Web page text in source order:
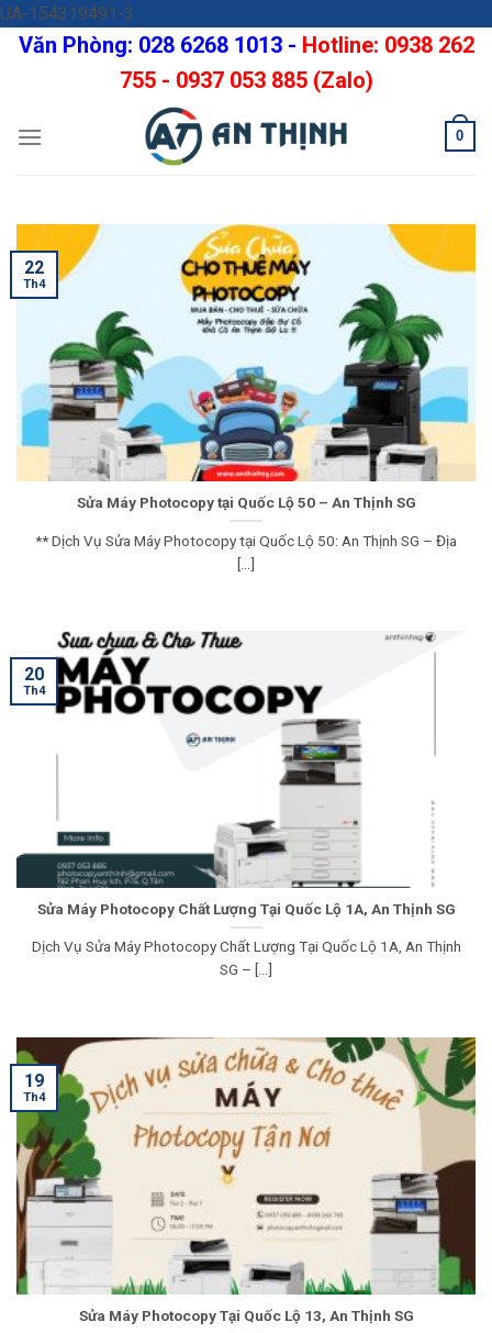
UA-154319491-3
to
content
Văn Phòng: 028 6268 1013 - Hotline: 0938 262
755 - 0937 053 885 (Zalo)
0
Sửa Máy Photocopy tại Quốc Lộ 50 – An Thịnh SG
** Dịch Vụ Sửa Máy Photocopy tại Quốc Lộ 50: An Thịnh SG – Địa
[...]
22
Th4
Sửa Máy Photocopy Chất Lượng Tại Quốc Lộ 1A, An Thịnh SG
Dịch Vụ Sửa Máy Photocopy Chất Lượng Tại Quốc Lộ 1A, An Thịnh
SG – [...]
20
Th4
Sửa Máy Photocopy Tại Quốc Lộ 13, An Thịnh SG
19
Th4